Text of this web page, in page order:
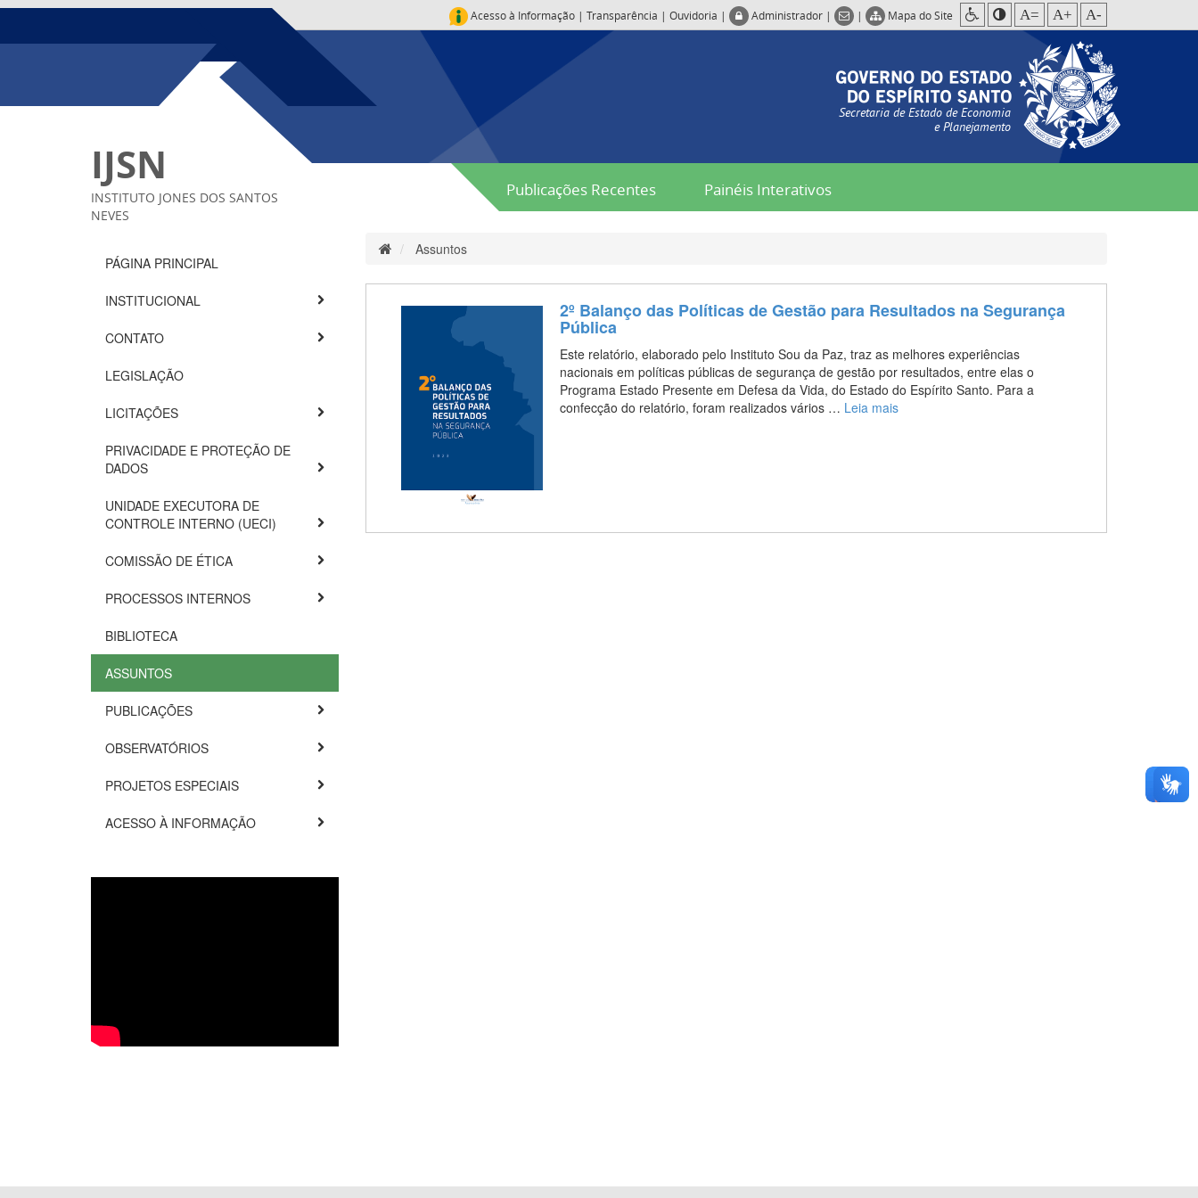
Acesso à Informação | Transparência | Ouvidoria | Administrador | | Mapa do Site A= A+ A-
Secretaria de Estado de Economia
e Planejamento
Publicações Recentes Painéis Interativos
IJSN
INSTITUTO JONES DOS SANTOS
NEVES
PÁGINA PRINCIPAL
INSTITUCIONAL
CONTATO
LEGISLAÇÃO
LICITAÇÕES
PRIVACIDADE E PROTEÇÃO DE
DADOS
UNIDADE EXECUTORA DE
CONTROLE INTERNO (UECI)
COMISSÃO DE ÉTICA
PROCESSOS INTERNOS
BIBLIOTECA
ASSUNTOS
PUBLICAÇÕES
OBSERVATÓRIOS
PROJETOS ESPECIAIS
ACESSO À INFORMAÇÃO
Assuntos
2º Balanço das Políticas de Gestão para Resultados na Segurança
Pública
Este relatório, elaborado pelo Instituto Sou da Paz, traz as melhores experiências
nacionais em políticas públicas de segurança de gestão por resultados, entre elas o
Programa Estado Presente em Defesa da Vida, do Estado do Espírito Santo. Para a
confecção do relatório, foram realizados vários … Leia mais